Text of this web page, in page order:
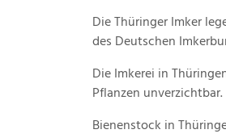
Die Thüringer Imker
des Deutschen
Die Imkerei in
Pflanzen
Bienenstock in